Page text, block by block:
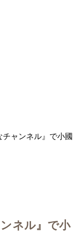
ャンネル』で小國
ネル』で小